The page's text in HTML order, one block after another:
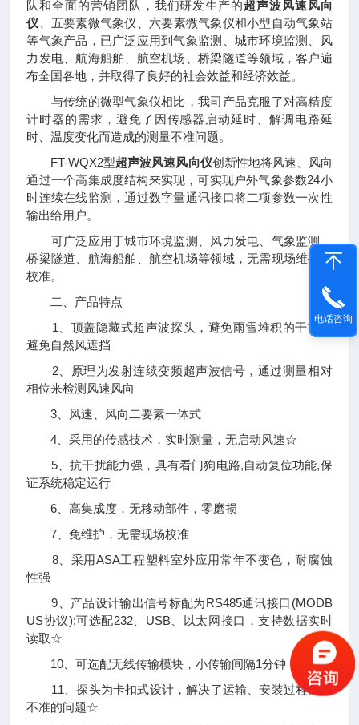
队和全面的营销团队，我们研发生产的超声波风速风向
仪 、五要素微气象仪、六要素微气象仪和小型自动气象站
等气象产品，已广泛应用到气象监测、城市环境监测、风
力发电、航海船舶、航空机场、桥梁隧道等领域，客户遍
布全国各地，并取得了良好的社会效益和经济效益。
与传统的微型气象仪相比，我司产品克服了对高精度
计时器的需求，避免了因传感器启动延时、解调电路延
时、温度变化而造成的测量不准问题。
FT-WQX2型超声波风速风向仪创新性地将风速、风向
通过一个高集成度结构来实现，可实现户外气象参数24小
时连续在线监测，通过数字量通讯接口将二项参数一次性
输出给用户。
可广泛应用于城市环境监测、风力发电、气象监测、
桥梁隧道、航海船舶、航空机场等领域，无需现场维护何
校准。
二、产品特点
1、顶盖隐藏式超声波探头，避免雨雪堆积的干扰，
避免自然风遮挡
2、原理为发射连续变频超声波信号，通过测量相对
相位来检测风速风向
3、风速、风向二要素一体式
4、采用的传感技术，实时测量，无启动风速☆
5、抗干扰能力强，具有看门狗电路,自动复位功能,保
证系统稳定运行
6、高集成度，无移动部件，零磨损
7、免维护，无需现场校准
8、采用ASA工程塑料室外应用常年不变色，耐腐蚀
性强
9、产品设计输出信号标配为RS485通讯接口(MODB
US协议);可选配232、USB、以太网接口，支持数据实时
读取☆
10、可选配无线传输模块，小传输间隔1分钟
11、探头为卡扣式设计，解决了运输、安装过程松动
不准的问题☆
电话咨询